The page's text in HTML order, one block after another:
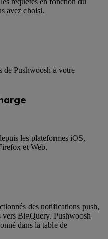
avez choisi.
de Pushwoosh à votre
les plateformes iOS,
et Web.
des notifications push,
vers BigQuery. Pushwoosh
dans la table de